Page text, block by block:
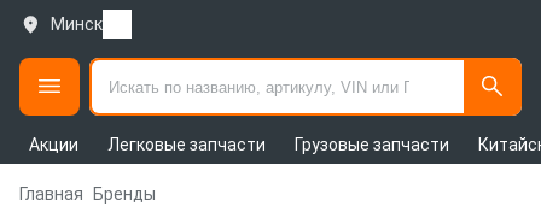
Минск
Акции Легковые запчасти Грузовые запчасти
Главная Бренды